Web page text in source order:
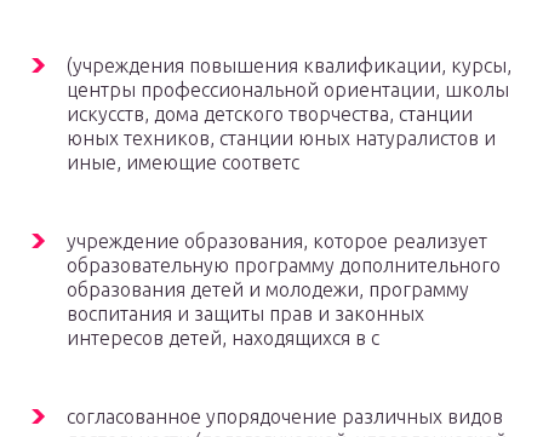
(учреждения повышения квалификации, курсы,
центры профессиональной ориентации, школы
искусств, дома детского творчества, станции
юных техников, станции юных натуралистов и
иные, имеющие соответс
учреждение образования, которое реализует
образовательную программу дополнительного
образования детей и молодежи, программу
воспитания и защиты прав и законных
интересов детей, находящихся в с
согласованное упорядочение различных видов